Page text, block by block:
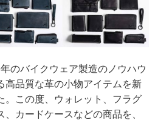
のバイクウェア製造のノウハウ
高品質な革の小物アイテムを新
。この度、ウォレット、フラグ
、カードケースなどの商品を、